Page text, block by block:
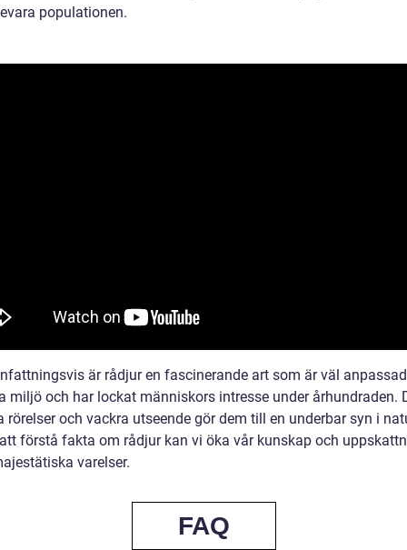
populationen.
är rådjur en fascinerande art som är väl
miljö och har lockat människors intresse under århundraden.
rörelser och vackra utseende gör dem till en underbar syn i
förstå fakta om rådjur kan vi öka vår kunskap och
varelser.
FAQ